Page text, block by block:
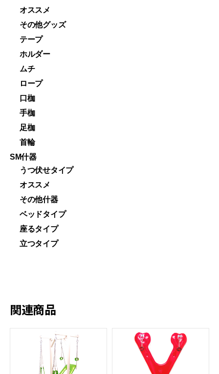
オススメ
その他グッズ
テープ
ホルダー
ムチ
ロープ
口枷
手枷
足枷
首輪
SM什器
うつ伏せタイプ
オススメ
その他什器
ベッドタイプ
座るタイプ
立つタイプ
関連商品